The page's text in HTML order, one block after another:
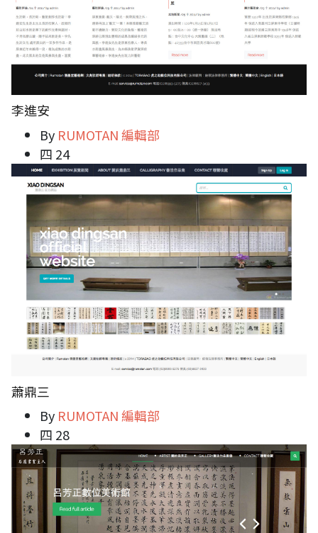
李進安
By RUMOTAN 編輯部
四 24
蕭鼎三
By RUMOTAN 編輯部
四 28